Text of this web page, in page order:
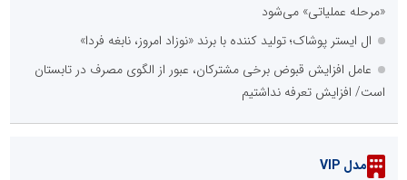
«مرحله عملیاتی» می‌شود
ال ایستر پوشاک؛ تولید کننده با برند «نوزاد امروز، نابغه فردا»
عامل افزایش قبوض برخی مشترکان، عبور از الگوی مصرف در تابستان
است/ افزایش تعرفه نداشتیم
مدل VIP